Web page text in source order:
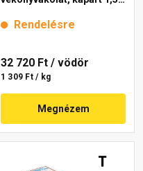
Rendelésre
32 720 Ft / vödör
1 309 Ft / kg
Megnézem